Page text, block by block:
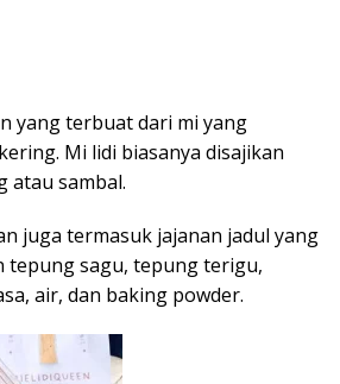
yang terbuat dari mi yang
Mi lidi biasanya disajikan
atau sambal.
juga termasuk jajanan jadul yang
tepung sagu, tepung terigu,
air, dan baking powder.